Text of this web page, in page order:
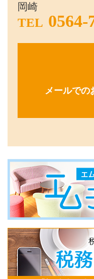
岡崎
TEL 0564-
メールでの